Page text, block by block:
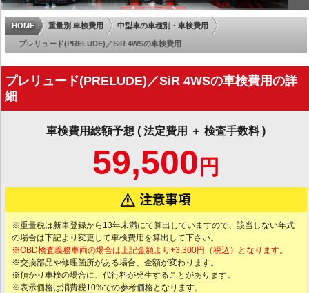
HOME 重量別 車検費用 中型車の車種別・車検費用
プレリュード(PRELUDE)／SiR 4WSの車検費用
プレリュード(PRELUDE)／SiR 4WSの車検費用の詳
細
車検費用総額予想 ( 法定費用 ＋ 検査手数料 )
59,500 円
※重量税は新車登録から13年未満にて算出していますので、該当しない年式
の場合は下記より変更して車検費用を算出して下さい。
※OBD検査義務車両の場合は上記金額より+3,300円（税込）となります。
※交換部品や修理箇所がある場合、金額が変わります。
※預かり車検の場合に、代行料が発生することがあります。
※表示価格は消費税10%での参考価格となります。